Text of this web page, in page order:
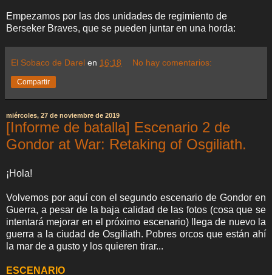
Empezamos por las dos unidades de regimiento de
Berseker Braves, que se pueden juntar en una horda:
El Sobaco de Darel en 16:18 No hay comentarios:
Compartir
miércoles, 27 de noviembre de 2019
[Informe de batalla] Escenario 2 de
Gondor at War: Retaking of Osgiliath.
¡Hola!
Volvemos por aquí con el segundo escenario de Gondor en
Guerra, a pesar de la baja calidad de las fotos (cosa que se
intentará mejorar en el próximo escenario) llega de nuevo la
guerra a la ciudad de Osgiliath. Pobres orcos que están ahí
la mar de a gusto y los quieren tirar...
ESCENARIO